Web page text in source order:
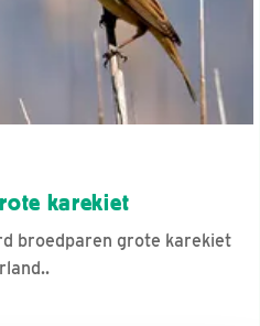
karekiet
broedparen grote karekiet